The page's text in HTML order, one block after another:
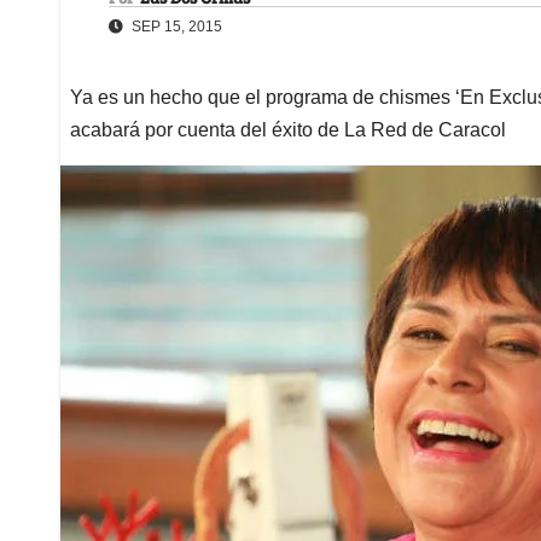
SEP 15, 2015
Ya es un hecho que el programa de chismes ‘En
acabará por cuenta del éxito de La Red de Caracol